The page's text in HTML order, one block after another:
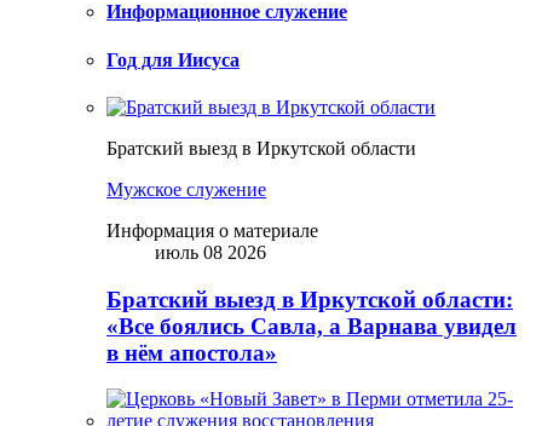
Информационное служение
Год для Иисуса
Братский выезд в Иркутской области
Мужское служение
Информация о материале
июль 08 2026
Братский выезд в Иркутской области:
«Все боялись Савла, а Варнава увидел
в нём апостола»